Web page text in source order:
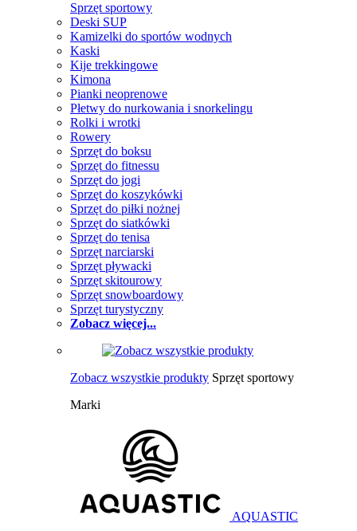
Sprzęt sportowy
Deski SUP
Kamizelki do sportów wodnych
Kaski
Kije trekkingowe
Kimona
Pianki neoprenowe
Płetwy do nurkowania i snorkelingu
Rolki i wrotki
Rowery
Sprzęt do boksu
Sprzęt do fitnessu
Sprzęt do jogi
Sprzęt do koszykówki
Sprzęt do piłki nożnej
Sprzęt do siatkówki
Sprzęt do tenisa
Sprzęt narciarski
Sprzęt pływacki
Sprzęt skitourowy
Sprzęt snowboardowy
Sprzęt turystyczny
Zobacz więcej...
Zobacz wszystkie produkty Sprzęt sportowy
Marki
AQUASTIC